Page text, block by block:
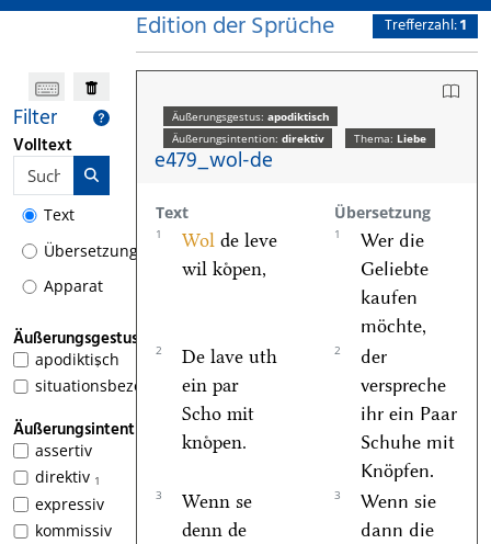
Filter
Volltext
Text
Übersetzung
Apparat
Äußerungsgestus
1
apodiktisch
situationsbezogen
Äußerungsintention
assertiv
1
direktiv
expressiv
kommissiv
Edition der Sprüche Trefferzahl:1
Äußerungsgestus: apodiktisch
Äußerungsintention: direktiv Thema: Liebe
e479_wol-de
Text Übersetzung
1 Wol de leve
wil koͤpen,
1
Wer die
Geliebte
kaufen
möchte,
2
De lave uth
ein par
Scho mit
knoͤpen.
2
der
verspreche
ihr ein Paar
Schuhe mit
Knöpfen.
3
Wenn se
denn de
3
Wenn sie
dann die